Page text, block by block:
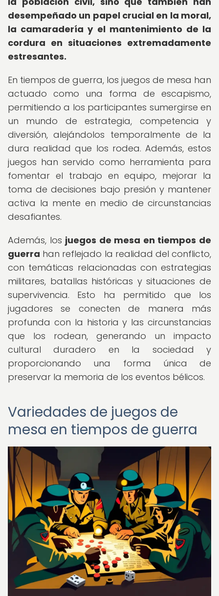
desempeñado un papel crucial en la moral,
la camaradería y el mantenimiento de la
cordura en situaciones extremadamente
estresantes.
En tiempos de guerra, los juegos de mesa han
actuado como una forma de escapismo,
permitiendo a los participantes sumergirse en
un mundo de estrategia, competencia y
diversión, alejándolos temporalmente de la
dura realidad que los rodea. Además, estos
juegos han servido como herramienta para
fomentar el trabajo en equipo, mejorar la
toma de decisiones bajo presión y mantener
activa la mente en medio de circunstancias
desafiantes.
Además, los juegos de mesa en tiempos de
guerra han reflejado la realidad del conflicto,
con temáticas relacionadas con estrategias
militares, batallas históricas y situaciones de
supervivencia. Esto ha permitido que los
jugadores se conecten de manera más
profunda con la historia y las circunstancias
que los rodean, generando un impacto
cultural duradero en la sociedad y
proporcionando una forma única de
preservar la memoria de los eventos bélicos.
Variedades de juegos de
mesa en tiempos de guerra